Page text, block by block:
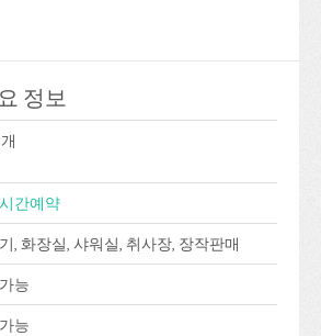
정보
간예약
, 화장실, 샤워실, 취사장, 장작판매
능
능